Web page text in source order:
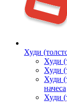
Худи
Худи
Худи
Худи
начеса
Худи